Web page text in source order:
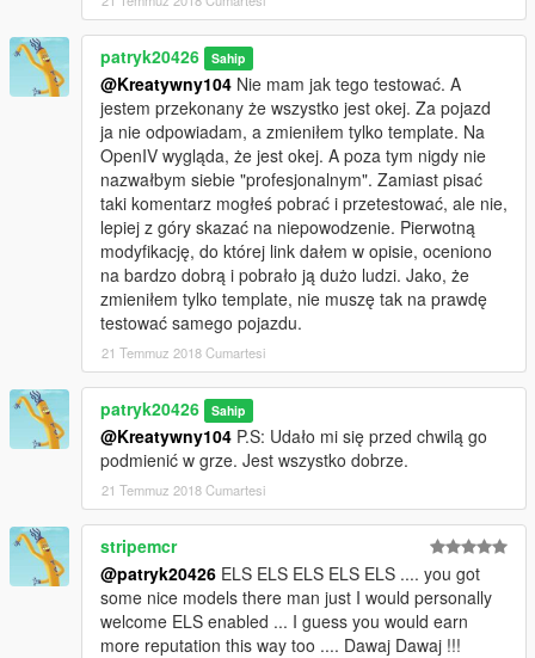
patryk20426 Sahip
@Kreatywny104 Nie mam jak tego testować. A
jestem przekonany że wszystko jest okej. Za pojazd
ja nie odpowiadam, a zmieniłem tylko template. Na
OpenIV wygląda, że jest okej. A poza tym nigdy nie
nazwałbym siebie "profesjonalnym". Zamiast pisać
taki komentarz mogłeś pobrać i przetestować, ale nie,
lepiej z góry skazać na niepowodzenie. Pierwotną
modyfikację, do której link dałem w opisie, oceniono
na bardzo dobrą i pobrało ją dużo ludzi. Jako, że
zmieniłem tylko template, nie muszę tak na prawdę
testować samego pojazdu.
21 Temmuz 2018 Cumartesi
patryk20426 Sahip
@Kreatywny104 P.S: Udało mi się przed chwilą go
podmienić w grze. Jest wszystko dobrze.
21 Temmuz 2018 Cumartesi
stripemcr
@patryk20426 ELS ELS ELS ELS ELS .... you got
some nice models there man just I would personally
welcome ELS enabled ... I guess you would earn
more reputation this way too .... Dawaj Dawaj !!!